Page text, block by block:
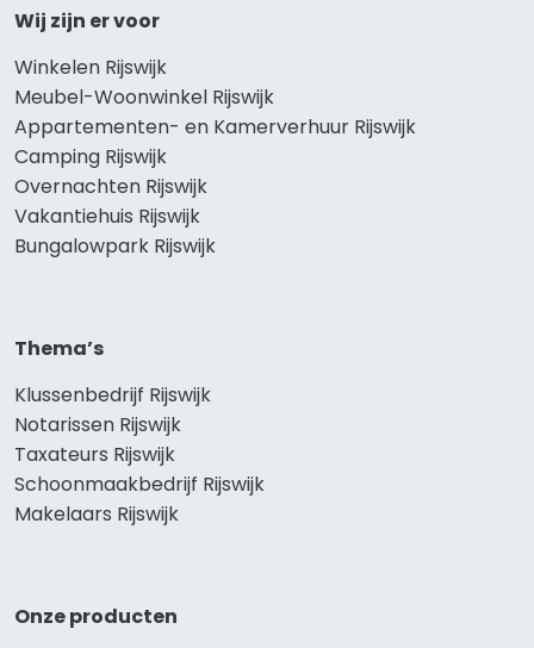
Wij zijn er voor
Winkelen Rijswijk
Meubel-Woonwinkel Rijswijk
Appartementen- en Kamerverhuur Rijswijk
Camping Rijswijk
Overnachten Rijswijk
Vakantiehuis Rijswijk
Bungalowpark Rijswijk
Thema’s
Klussenbedrijf Rijswijk
Notarissen Rijswijk
Taxateurs Rijswijk
Schoonmaakbedrijf Rijswijk
Makelaars Rijswijk
Onze producten